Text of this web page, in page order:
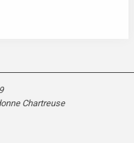
Chartreuse